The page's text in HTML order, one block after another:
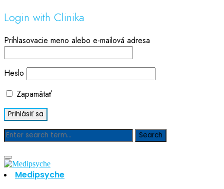
Login with Clinika
Prihlasovacie meno alebo e-mailová adresa
Heslo
Zapamätať
Medipsyche
Blog
Hľadať